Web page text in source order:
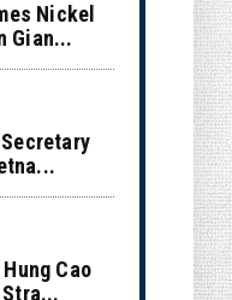
Nickel
Gian...
Cao